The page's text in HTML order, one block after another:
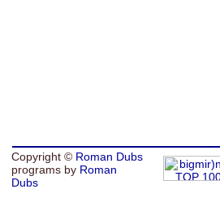
Copyright © Roman Dubs
programs by Roman
Dubs